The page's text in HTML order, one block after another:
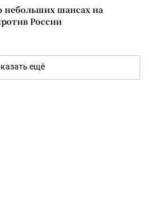
небольших шансах на
России
ещё